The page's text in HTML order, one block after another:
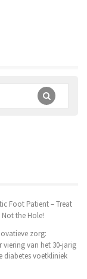
Foot Patient – Treat
the Hole!
zorg:
viering van het 30-jarig
diabetes voetkliniek